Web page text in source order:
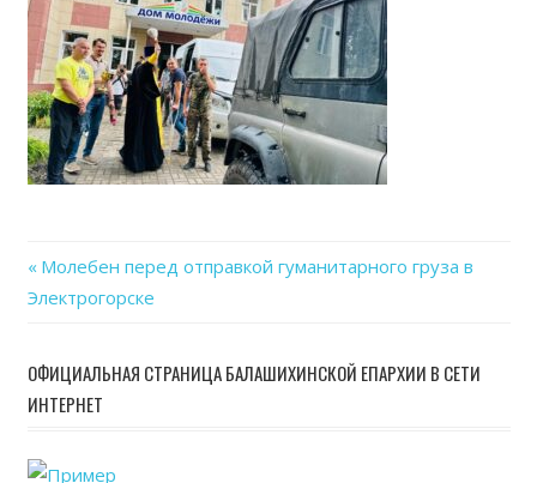
Навигация
записям
Previous
Post:
Молебен перед отправкой гуманитарного груза в
Электрогорске
ОФИЦИАЛЬНАЯ СТРАНИЦА БАЛАШИХИНСКОЙ ЕПАРХИИ В СЕТИ
ИНТЕРНЕТ